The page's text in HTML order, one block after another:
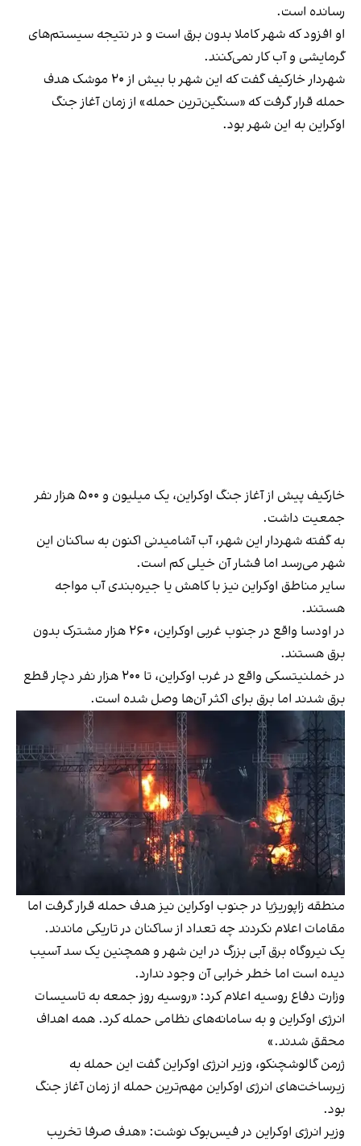
رسانده است.
او افزود که شهر کاملا بدون برق است و در نتیجه سیستم‌های
گرمایشی و آب کار نمی‌کنند.
شهردار خارکیف گفت که این شهر با بیش از ۲۰ موشک هدف
حمله قرار گرفت که «سنگین‌ترین حمله» از زمان آغاز جنگ
اوکراین به این شهر بود.
خارکیف پیش از آغاز جنگ اوکراین، یک میلیون و ۵۰۰ هزار نفر
جمعیت داشت.
به گفته شهردار این شهر، آب آشامیدنی اکنون به ساکنان این
شهر می‌رسد اما فشار آن خیلی کم است.
سایر مناطق اوکراین نیز با کاهش یا جیره‌بندی آب مواجه
هستند.
در اودسا واقع در جنوب غربی اوکراین، ۲۶۰ هزار مشترک بدون
برق هستند.
در خملنیتسکی واقع در غرب اوکراین، تا ۲۰۰ هزار نفر دچار قطع
برق شدند اما برق برای اکثر آن‌ها وصل شده است.
منطقه زاپوریژیا در جنوب اوکراین نیز هدف حمله قرار گرفت اما
مقامات اعلام نکردند چه تعداد از ساکنان در تاریکی ماندند.
یک نیروگاه برق آبی بزرگ در این شهر و همچنین یک سد آسیب
دیده است اما خطر خرابی آن وجود ندارد.
وزارت دفاع روسیه اعلام کرد: «روسیه روز جمعه به تاسیسات
انرژی اوکراین و به سامانه‌های نظامی حمله کرد. همه اهداف
محقق شدند.»
ژرمن گالوشچنکو، وزیر انرژی اوکراین گفت این حمله به
زیرساخت‌های انرژی اوکراین مهم‌ترین حمله از زمان آغاز جنگ
بود.
وزیر انرژی اوکراین در فیس‌بوک نوشت: «هدف صرفا تخریب